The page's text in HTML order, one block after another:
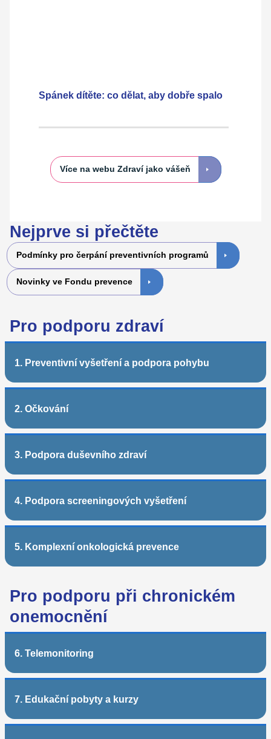
Spánek dítěte: co dělat, aby dobře spalo
Více na webu Zdraví jako vášeň
Nejprve si přečtěte
Podmínky pro čerpání preventivních programů
Novinky ve Fondu prevence
Pro podporu zdraví
1. Preventivní vyšetření a podpora pohybu
2. Očkování
3. Podpora duševního zdraví
4. Podpora screeningových vyšetření
5. Komplexní onkologická prevence
Pro podporu při chronickém
onemocnění
6. Telemonitoring
7. Edukační pobyty a kurzy